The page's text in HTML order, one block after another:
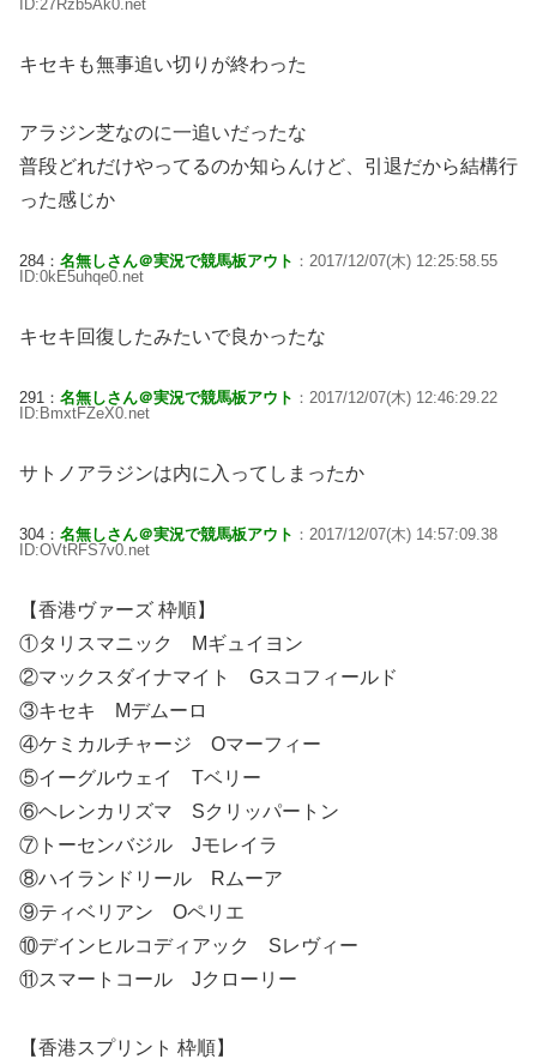
ID:27Rzb5Ak0.net
キセキも無事追い切りが終わった
アラジン芝なのに一追いだったな
普段どれだけやってるのか知らんけど、引退だから結構行
った感じか
284： 名無しさん＠実況で競馬板アウト ：2017/12/07(木) 12:25:58.55
ID:0kE5uhqe0.net
キセキ回復したみたいで良かったな
291： 名無しさん＠実況で競馬板アウト ：2017/12/07(木) 12:46:29.22
ID:BmxtFZeX0.net
サトノアラジンは内に入ってしまったか
304： 名無しさん＠実況で競馬板アウト ：2017/12/07(木) 14:57:09.38
ID:OVtRFS7v0.net
【香港ヴァーズ 枠順】
①タリスマニック Mギュイヨン
②マックスダイナマイト Gスコフィールド
③キセキ Mデムーロ
④ケミカルチャージ Oマーフィー
⑤イーグルウェイ Tベリー
⑥ヘレンカリズマ Sクリッパートン
⑦トーセンバジル Jモレイラ
⑧ハイランドリール Rムーア
⑨ティベリアン Oペリエ
⑩デインヒルコディアック Sレヴィー
⑪スマートコール Jクローリー
【香港スプリント 枠順】